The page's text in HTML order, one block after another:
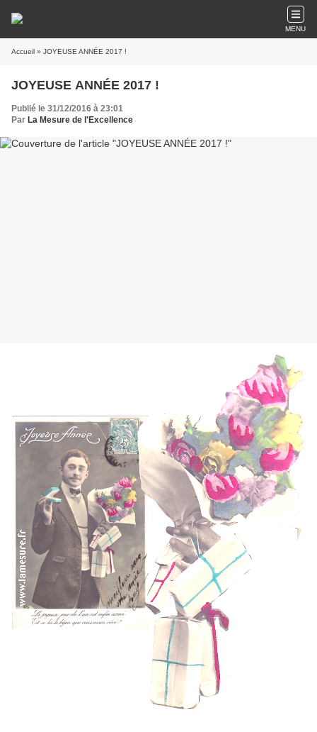
MENU
Accueil » JOYEUSE ANNÉE 2017 !
JOYEUSE ANNÉE 2017 !
Publié le 31/12/2016 à 23:01
Par La Mesure de l'Excellence